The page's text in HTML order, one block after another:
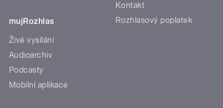
mujRozhlas
Živé vysílání
Audioarchiv
Podcasty
Mobilní aplikace
Kontakt
Rozhlasový poplatek